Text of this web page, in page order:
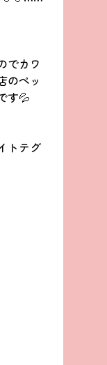
でカワ
のペッ
す💦
トテグ